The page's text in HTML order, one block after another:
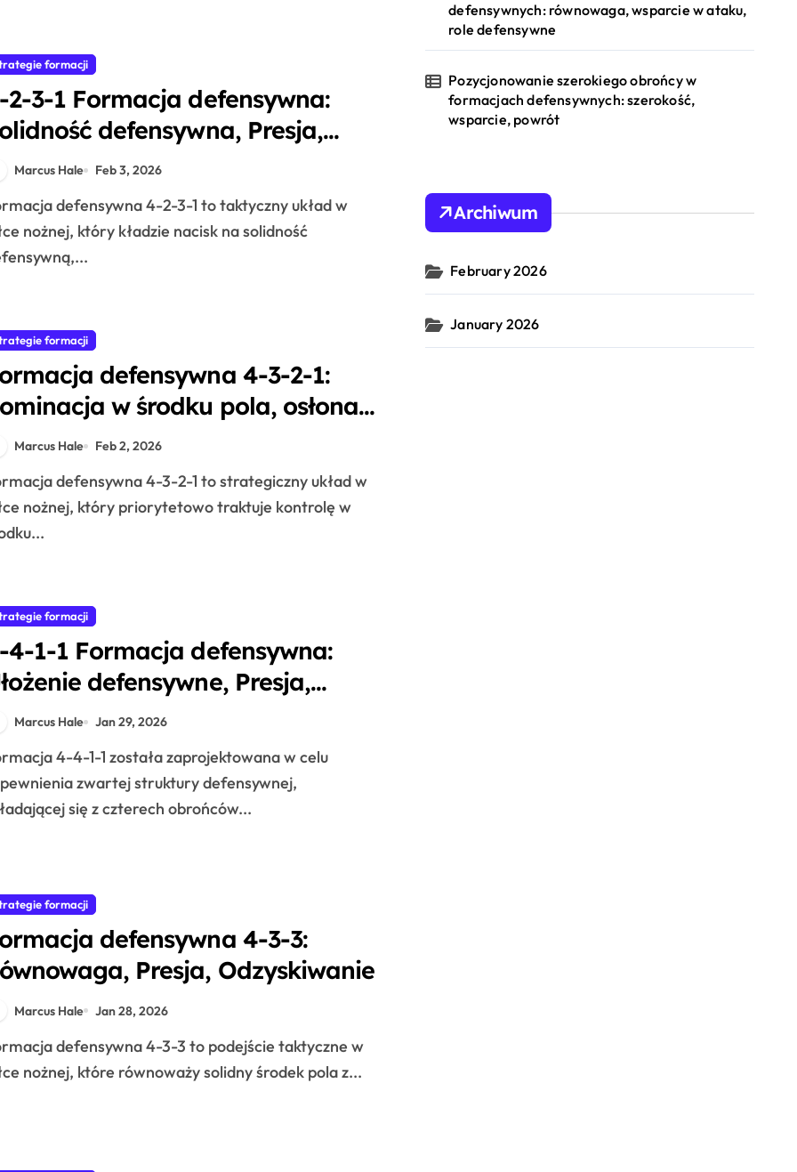
formacji
2-3-1 Formacja defensywna:
defensywna, Presja,
Wsparcie
Marcus Hale Feb 3, 2026
nożnej, który kładzie nacisk na solidność
formacji
defensywna 4-3-2-1:
w środku pola, osłona
defensywna, elastyczność
Marcus Hale Feb 2, 2026
nożnej, który priorytetowo traktuje kontrolę w
formacji
4-1-1 Formacja defensywna:
defensywne, Presja,
Transitions
Marcus Hale Jan 29, 2026
zwartej struktury defensywnej,
się z czterech obrońców...
formacji
defensywna 4-3-3:
Presja, Odzyskiwanie
Marcus Hale Jan 28, 2026
nożnej, które równoważy solidny środek pola z...
defensywnych: równowaga, wsparcie w ataku,
role defensywne
Pozycjonowanie szerokiego obrońcy w
formacjach defensywnych: szerokość,
wsparcie, powrót
Archiwum
February 2026
January 2026